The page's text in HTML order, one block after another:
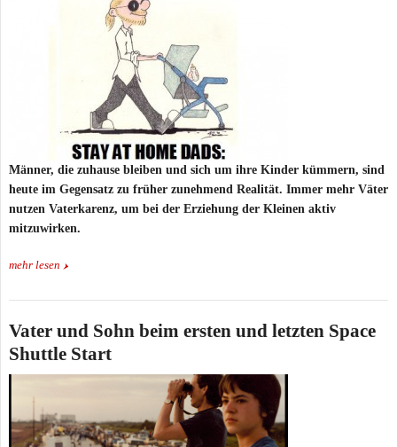
Männer, die zuhause bleiben und sich um ihre Kinder kümmern, sind
heute im Gegensatz zu früher zunehmend Realität. Immer mehr Väter
nutzen Vaterkarenz, um bei der Erziehung der Kleinen aktiv
mitzuwirken.
mehr lesen
Vater und Sohn beim ersten und letzten Space
Shuttle Start